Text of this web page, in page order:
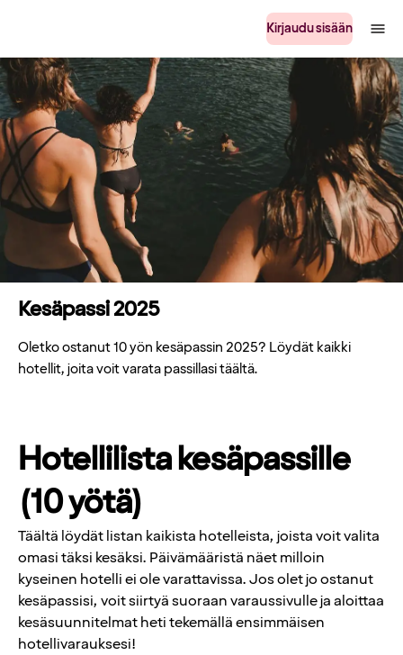
Kirjaudu sisään
Kesäpassi 2025
Oletko ostanut 10 yön kesäpassin 2025? Löydät kaikki
hotellit, joita voit varata passillasi täältä.
Hotellilista kesäpassille
(10 yötä)
Täältä löydät listan kaikista hotelleista, joista voit valita
omasi täksi kesäksi. Päivämääristä näet milloin
kyseinen hotelli ei ole varattavissa. Jos olet jo ostanut
kesäpassisi, voit siirtyä suoraan varaussivulle ja aloittaa
kesäsuunnitelmat heti tekemällä ensimmäisen
hotellivarauksesi!